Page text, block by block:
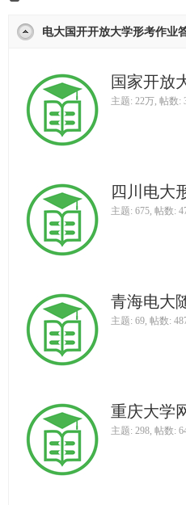
电大国开开放大学形考作业
国家开放
主题: 22万, 帖数:
四川电大
主题: 675, 帖数:
青海电大
主题: 69, 帖数:
重庆大学
主题: 298, 帖数: